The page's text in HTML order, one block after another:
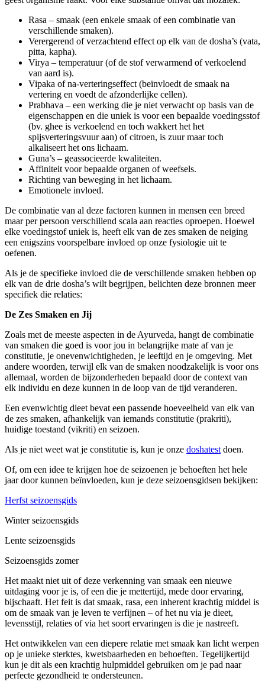
Rasa – smaak (een enkele smaak of een combinatie van
verschillende smaken).
Verergerend of verzachtend effect op elk van de dosha’s (vata,
pitta, kapha).
Virya – temperatuur (of de stof verwarmend of verkoelend
van aard is).
Vipaka of na-verteringseffect (beïnvloedt de smaak na
vertering en voedt de afzonderlijke cellen).
Prabhava – een werking die je niet verwacht op basis van de
eigenschappen en die uniek is voor een bepaalde voedingsstof
(bv. ghee is verkoelend en toch wakkert het het
spijsverteringsvuur aan) of citroen, is zuur maar toch
alkaliseert het ons lichaam.
Guna’s – geassocieerde kwaliteiten.
Affiniteit voor bepaalde organen of weefsels.
Richting van beweging in het lichaam.
Emotionele invloed.
De combinatie van al deze factoren kunnen in mensen een breed
maar per persoon verschillend scala aan reacties oproepen. Hoewel
elke voedingstof uniek is, heeft elk van de zes smaken de neiging
een enigszins voorspelbare invloed op onze fysiologie uit te
oefenen.
Als je de specifieke invloed die de verschillende smaken hebben op
elk van de drie dosha’s wilt begrijpen, belichten deze bronnen meer
specifiek die relaties:
De Zes Smaken en Jij
Zoals met de meeste aspecten in de Ayurveda, hangt de combinatie
van smaken die goed is voor jou in belangrijke mate af van je
constitutie, je onevenwichtigheden, je leeftijd en je omgeving. Met
andere woorden, terwijl elk van de smaken noodzakelijk is voor ons
allemaal, worden de bijzonderheden bepaald door de context van
elk individu en deze kunnen in de loop van de tijd veranderen.
Een evenwichtig dieet bevat een passende hoeveelheid van elk van
de zes smaken, afhankelijk van iemands constitutie (prakriti),
huidige toestand (vikriti) en seizoen.
Als je niet weet wat je constitutie is, kun je onze doshatestdoen.
Of, om een idee te krijgen hoe de seizoenen je behoeften het hele
jaar door kunnen beïnvloeden, kun je deze seizoensgidsen bekijken:
Herfst seizoensgids
Winter seizoensgids
Lente seizoensgids
Seizoensgids zomer
Het maakt niet uit of deze verkenning van smaak een nieuwe
uitdaging voor je is, of een die je mettertijd, mede door ervaring,
bijschaaft. Het feit is dat smaak, rasa, een inherent krachtig middel is
om de smaak van je leven te verfijnen – of het nu via je dieet,
levensstijl, relaties of via het soort ervaringen is die je nastreeft.
Het ontwikkelen van een diepere relatie met smaak kan licht werpen
op je unieke sterktes, kwetsbaarheden en behoeften. Tegelijkertijd
kun je dit als een krachtig hulpmiddel gebruiken om je pad naar
perfecte gezondheid te ondersteunen.